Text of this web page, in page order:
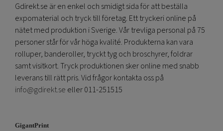
Gdirekt.se är en enkel och smidigt sida för att beställa
expomaterial och tryck till företag. Ett tryckeri online på
nätet med produktion i Sverige. Vår trevliga personal på 75
personer står för vår höga kvalité. Produkterna kan vara
rolluper, banderoller, tryckt tyg och broschyrer, foldrar
samt visitkort. Tryck produktionen sker online med snabb
leverans till rätt pris. Vid frågor kontakta oss på
info@gdirekt.se eller 011-251515
GigantPrint